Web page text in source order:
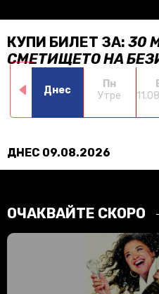
КУПИ БИЛЕТ ЗА: 30
СМЕТИЩЕТО НА
Днес
Пн
Утре
ДНЕС 09.08.2026
ОЧАКВАЙТЕ СКОРО